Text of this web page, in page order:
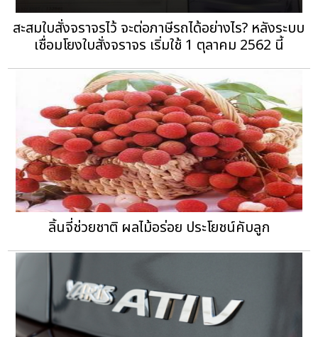
สะสมใบสั่งจราจรไว้ จะต่อภาษีรถได้อย่างไร? หลังระบบ
เชื่อมโยงใบสั่งจราจร เริ่มใช้ 1 ตุลาคม 2562 นี้
ลิ้นจี่ช่วยชาติ ผลไม้อร่อย ประโยชน์คับลูก